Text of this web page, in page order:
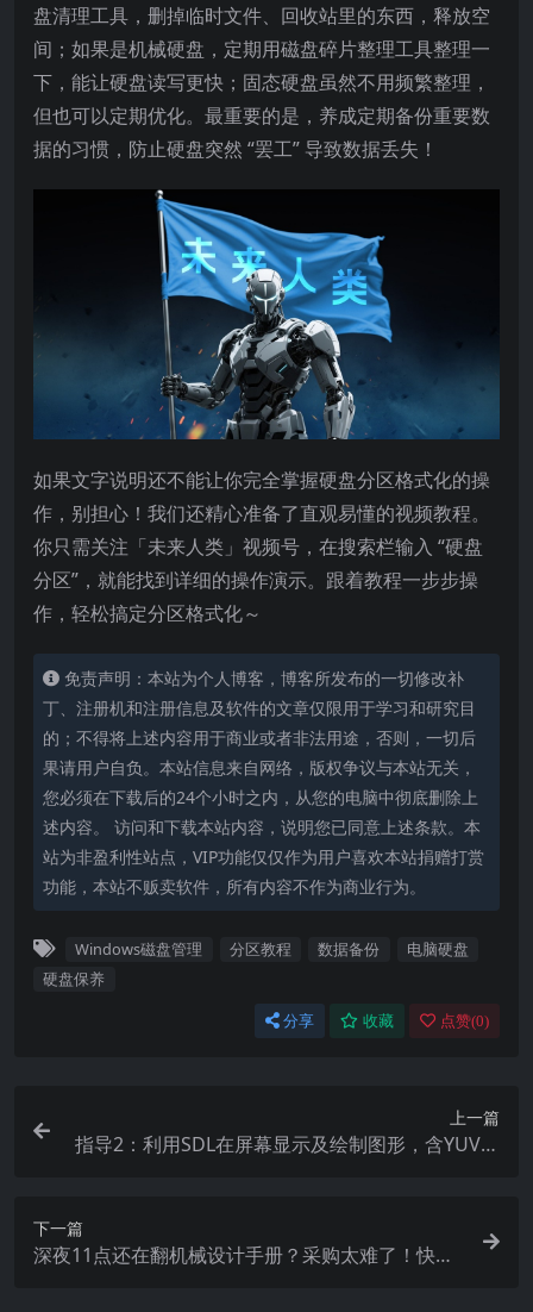
盘清理工具，删掉临时文件、回收站里的东西，释放空
间；如果是机械硬盘，定期用磁盘碎片整理工具整理一
下，能让硬盘读写更快；固态硬盘虽然不用频繁整理，
但也可以定期优化。最重要的是，养成定期备份重要数
据的习惯，防止硬盘突然 “罢工” 导致数据丢失！​
如果文字说明还不能让你完全掌握硬盘分区格式化的操
作，别担心！我们还精心准备了直观易懂的视频教程。
你只需关注「未来人类」视频号，在搜索栏输入 “硬盘
分区”，就能找到详细的操作演示。跟着教程一步步操
作，轻松搞定分区格式化～
免责声明：本站为个人博客，博客所发布的一切修改补
丁、注册机和注册信息及软件的文章仅限用于学习和研究目
的；不得将上述内容用于商业或者非法用途，否则，一切后
果请用户自负。本站信息来自网络，版权争议与本站无关，
您必须在下载后的24个小时之内，从您的电脑中彻底删除上
述内容。 访问和下载本站内容，说明您已同意上述条款。本
站为非盈利性站点，VIP功能仅仅作为用户喜欢本站捐赠打赏
功能，本站不贩卖软件，所有内容不作为商业行为。
Windows磁盘管理 分区教程 数据备份
电脑硬盘
硬盘保养
分享 收藏 点赞(0)
上一篇
指导2：利用SDL在屏幕显示及绘制图形，含YUV覆
下一篇
深夜11点还在翻机械设计手册？采购太难了！快看